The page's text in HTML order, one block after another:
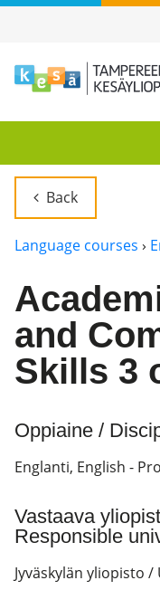
Back
Language courses ›
and
Skills 3
Oppiaine /
Englanti, English -
Vastaava
Responsible
Jyväskylän yliopisto /